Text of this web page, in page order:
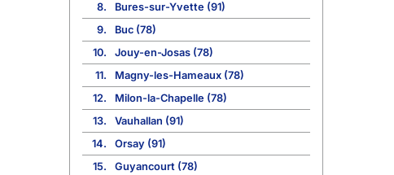
8.
Bures-sur-Yvette (91)
9.
Buc (78)
10.
Jouy-en-Josas (78)
11.
Magny-les-Hameaux (78)
12.
Milon-la-Chapelle (78)
13.
Vauhallan (91)
14.
Orsay (91)
15.
Guyancourt (78)